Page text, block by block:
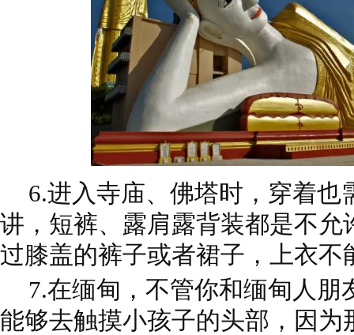
6.进入寺庙、佛塔时，穿着也
讲，短裤、露肩露背装都是不允
过膝盖的裤子或者裙子，上衣不
7.在缅甸，不管你和缅甸人朋
能够去触摸小孩子的头部，因为